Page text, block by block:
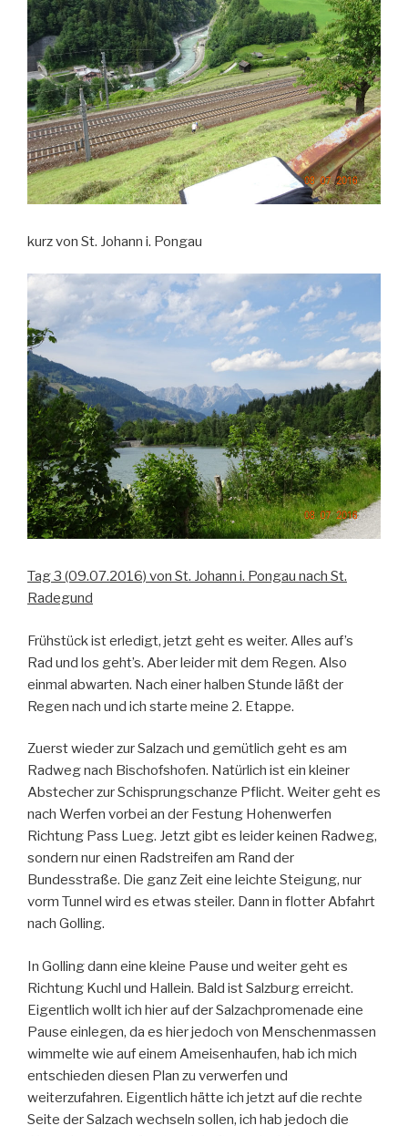
kurz von St. Johann i. Pongau
Tag 3 (09.07.2016) von St. Johann i. Pongau nach St.
Radegund
Frühstück ist erledigt, jetzt geht es weiter. Alles auf’s
Rad und los geht’s. Aber leider mit dem Regen. Also
einmal abwarten. Nach einer halben Stunde läßt der
Regen nach und ich starte meine 2. Etappe.
Zuerst wieder zur Salzach und gemütlich geht es am
Radweg nach Bischofshofen. Natürlich ist ein kleiner
Abstecher zur Schisprungschanze Pflicht. Weiter geht es
nach Werfen vorbei an der Festung Hohenwerfen
Richtung Pass Lueg. Jetzt gibt es leider keinen Radweg,
sondern nur einen Radstreifen am Rand der
Bundesstraße. Die ganz Zeit eine leichte Steigung, nur
vorm Tunnel wird es etwas steiler. Dann in flotter Abfahrt
nach Golling.
In Golling dann eine kleine Pause und weiter geht es
Richtung Kuchl und Hallein. Bald ist Salzburg erreicht.
Eigentlich wollt ich hier auf der Salzachpromenade eine
Pause einlegen, da es hier jedoch von Menschenmassen
wimmelte wie auf einem Ameisenhaufen, hab ich mich
entschieden diesen Plan zu verwerfen und
weiterzufahren. Eigentlich hätte ich jetzt auf die rechte
Seite der Salzach wechseln sollen, ich hab jedoch die